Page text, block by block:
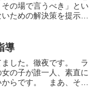
の場で言うべき」とい
ための解決策を提示し
が、現場で作業をして
が他の方...
導
ました。徹夜です。 ラ
の子が誰一人、素直に
からです。 まあ、それ